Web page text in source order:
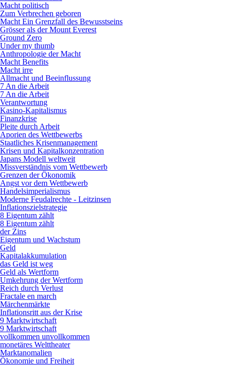
Macht politisch
Zum Verbrechen geboren
Macht Ein Grenzfall des Bewusstseins
Grösser als der Mount Everest
Ground Zero
Under my thumb
Anthropologie der Macht
Macht Benefits
Macht irre
Allmacht und Beeinflussung
7 An die Arbeit
7 An die Arbeit
Verantwortung
Kasino-Kapitalismus
Finanzkrise
Pleite durch Arbeit
Aporien des Wettbewerbs
Staatliches Krisenmanagement
Krisen und Kapitalkonzentration
Japans Modell weltweit
Missverständnis vom Wettbewerb
Grenzen der Ökonomik
Angst vor dem Wettbewerb
Handelsimperialismus
Moderne Feudalrechte - Leitzinsen
Inflationszielstrategie
8 Eigentum zählt
8 Eigentum zählt
der Zins
Eigentum und Wachstum
Geld
Kapitalakkumulation
das Geld ist weg
Geld als Wertform
Umkehrung der Wertform
Reich durch Verlust
Fractale en march
Märchenmärkte
Inflationsritt aus der Krise
9 Marktwirtschaft
9 Marktwirtschaft
vollkommen unvollkommen
monetäres Welttheater
Marktanomalien
Ökonomie und Freiheit